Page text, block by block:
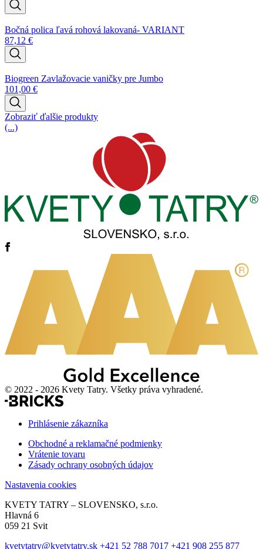
Bočná polica ľavá rohová lakovaná- VARIANT
87,12 €
Biogreen Zavlažovacie vaničky pre Jumbo
101,00 €
Zobraziť ďalšie produkty
(...)
© 2022 - 2026 Kvety Tatry. Všetky práva vyhradené.
Prihlásenie zákazníka
Obchodné a reklamačné podmienky
Vrátenie tovaru
Zásady ochrany osobných údajov
Nastavenia cookies
KVETY TATRY – SLOVENSKO, s.r.o.
Hlavná 6
059 21 Svit
kvetytatry@kvetytatry.sk +421 52 788 7017 +421 908 255 877